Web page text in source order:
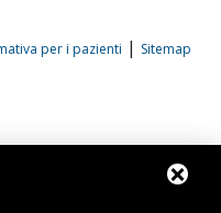
per i pazienti | Sitemap